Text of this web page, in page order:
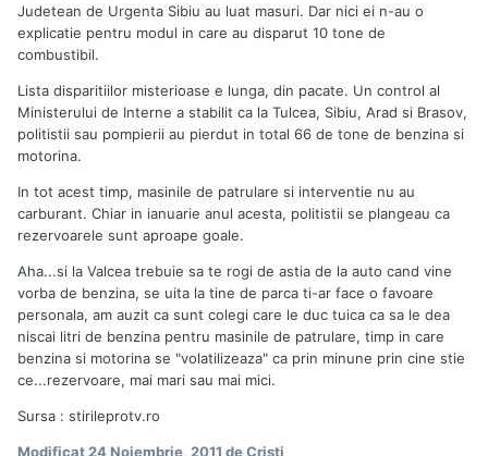
Judetean de Urgenta Sibiu au luat masuri. Dar nici ei n-au o
explicatie pentru modul in care au disparut 10 tone de
combustibil.
Lista disparitiilor misterioase e lunga, din pacate. Un control al
Ministerului de Interne a stabilit ca la Tulcea, Sibiu, Arad si Brasov,
politistii sau pompierii au pierdut in total 66 de tone de benzina si
motorina.
In tot acest timp, masinile de patrulare si interventie nu au
carburant. Chiar in ianuarie anul acesta, politistii se plangeau ca
rezervoarele sunt aproape goale.
Aha...si la Valcea trebuie sa te rogi de astia de la auto cand vine
vorba de benzina, se uita la tine de parca ti-ar face o favoare
personala, am auzit ca sunt colegi care le duc tuica ca sa le dea
niscai litri de benzina pentru masinile de patrulare, timp in care
benzina si motorina se "volatilizeaza" ca prin minune prin cine stie
ce...rezervoare, mai mari sau mai mici.
Sursa : stirileprotv.ro
Modificat 24 Noiembrie, 2011 de Cristi